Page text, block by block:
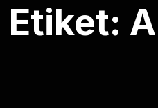
Etiket: